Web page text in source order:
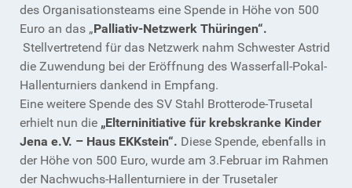
des Organisationsteams eine Spende in Höhe von 500
Euro an das „Palliativ-Netzwerk Thüringen“.
Stellvertretend für das Netzwerk nahm Schwester Astrid
die Zuwendung bei der Eröffnung des Wasserfall-Pokal-
Hallenturniers dankend in Empfang.
Eine weitere Spende des SV Stahl Brotterode-Trusetal
erhielt nun die „Elterninitiative für krebskranke Kinder
Jena e.V. – Haus EKKstein“. Diese Spende, ebenfalls in
der Höhe von 500 Euro, wurde am 3.Februar im Rahmen
der Nachwuchs-Hallenturniere in der Trusetaler